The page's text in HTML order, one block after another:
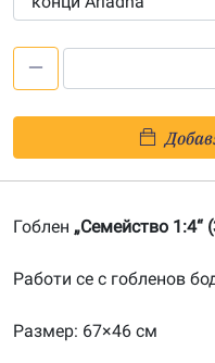
1:4-
20160604
Гоблен „Семейство 1:4“
Работи се с гобленов
Размер: 67×46 см